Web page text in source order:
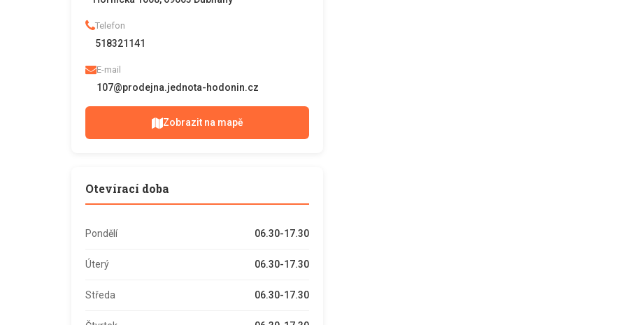
Telefon
518321141
E-mail
107@prodejna.jednota-hodonin.cz
Zobrazit na mapě
Otevírací doba
Pondělí 06.30-17.30
Úterý 06.30-17.30
Středa 06.30-17.30